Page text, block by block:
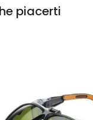
piacerti